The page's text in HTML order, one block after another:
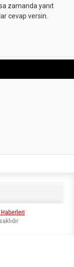
zamanda yanıt
cevap versin.